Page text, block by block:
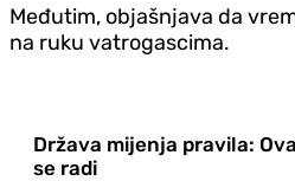
Međutim, objašnjava da
na ruku vatrogascima.
Država mijenja pravila:
se radi